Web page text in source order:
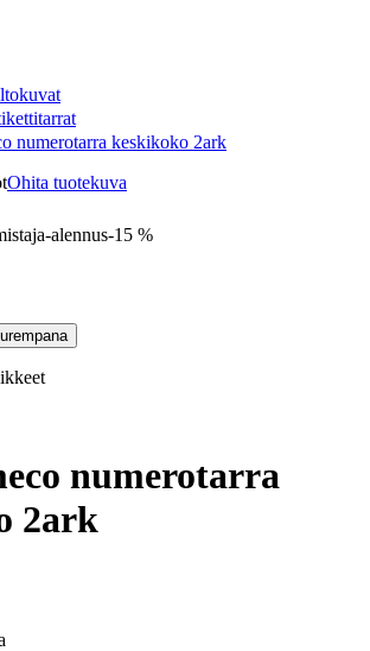
numerotarra keskikoko 2ark
Ohita tuotekuva
alennus-15 %
numerotarra
2ark